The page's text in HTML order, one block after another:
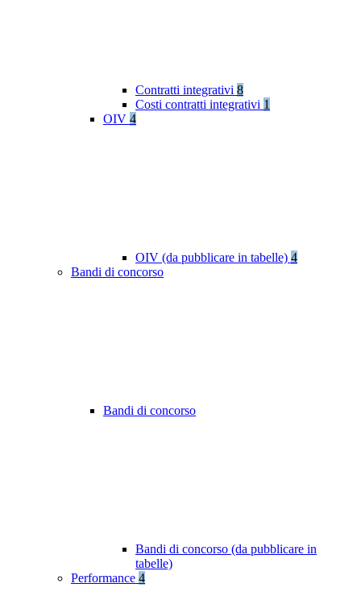
Contratti integrativi 8
Costi contratti integrativi 1
OIV 4
OIV (da pubblicare in tabelle) 4
Bandi di concorso
Bandi di concorso
Bandi di concorso (da pubblicare in
tabelle)
Performance 4